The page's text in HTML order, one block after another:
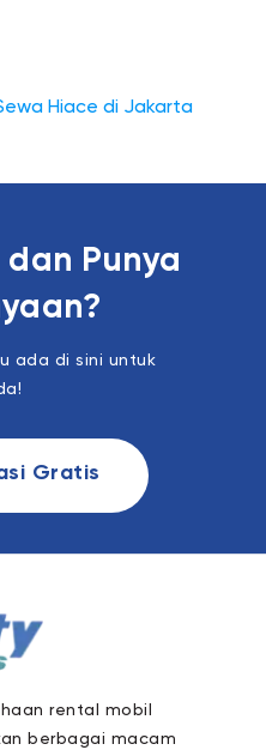
dan Punya
ada di sini untuk
Gratis
rental mobil
berbagai macam